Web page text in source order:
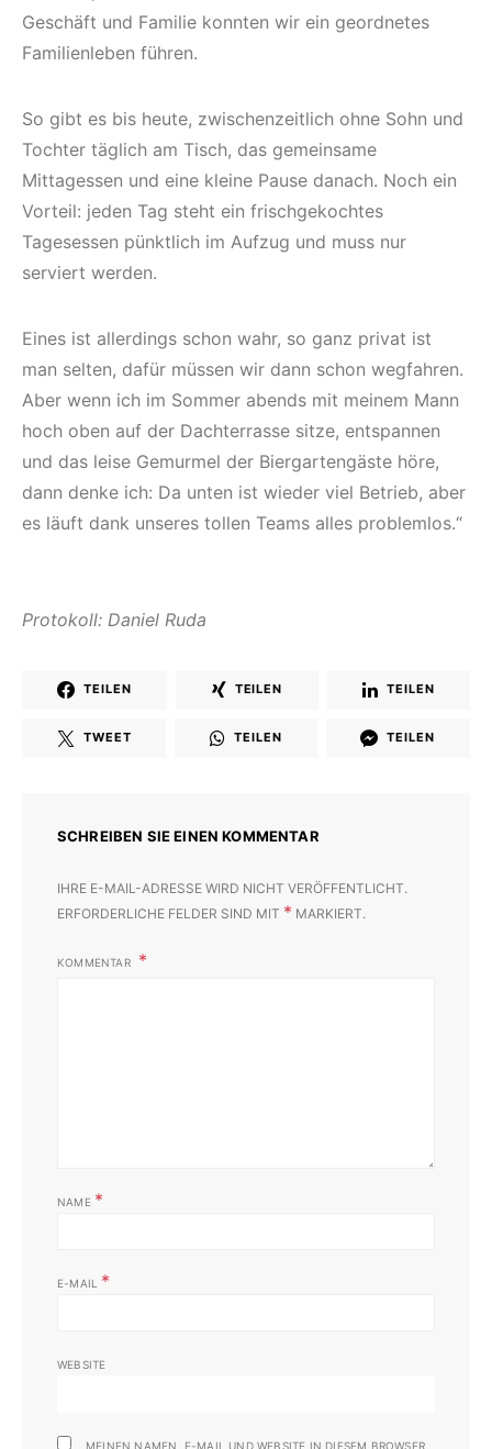
Geschäft und Familie konnten wir ein geordnetes
Familienleben führen.
So gibt es bis heute, zwischenzeitlich ohne Sohn und
Tochter täglich am Tisch, das gemeinsame
Mittagessen und eine kleine Pause danach. Noch ein
Vorteil: jeden Tag steht ein frischgekochtes
Tagesessen pünktlich im Aufzug und muss nur
serviert werden.
Eines ist allerdings schon wahr, so ganz privat ist
man selten, dafür müssen wir dann schon wegfahren.
Aber wenn ich im Sommer abends mit meinem Mann
hoch oben auf der Dachterrasse sitze, entspannen
und das leise Gemurmel der Biergartengäste höre,
dann denke ich: Da unten ist wieder viel Betrieb, aber
es läuft dank unseres tollen Teams alles problemlos.“
Protokoll: Daniel Ruda
TEILEN TEILEN TEILEN
TWEET TEILEN TEILEN
SCHREIBEN SIE EINEN KOMMENTAR
IHRE E-MAIL-ADRESSE WIRD NICHT VERÖFFENTLICHT.
ERFORDERLICHE FELDER SIND MIT * MARKIERT.
KOMMENTAR
NAME *
E-MAIL *
WEBSITE
MEINEN NAMEN, E-MAIL UND WEBSITE IN DIESEM BROWSER